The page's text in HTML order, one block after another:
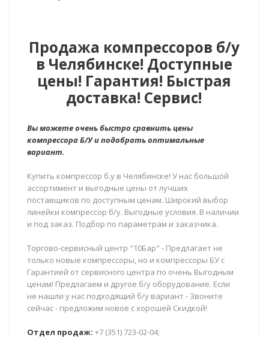
Продажа компрессоров б/у
в Челябинске! Доступные
цены! Гарантия! Быстрая
доставка! Сервис!
Вы можете очень быстро сравнить цены
компрессора Б/У и подобрать оптимальные
вариант.
Купить компрессор б.у в Челябинске! У нас большой
ассортимент и выгодные цены от лучших
поставщиков по доступным ценам. Широкий выбор
линейки компрессор б/у. Выгодные условия. В наличии
и под заказ. Подбор по параметрам и заказчика.
Торгово-сервисный центр "10Бар" - Предлагает не
только новые компрессоры, но и компрессоры БУ с
Гарантией от сервисного центра по очень Выгодным
ценам! Предлагаем и другое б/у оборудование. Если
не нашли у нас подходящий б/у вариант - Звоните
сейчас - предложим новое с хорошей Скидкой!
Отдел продаж: +7 (351) 723-02-04;